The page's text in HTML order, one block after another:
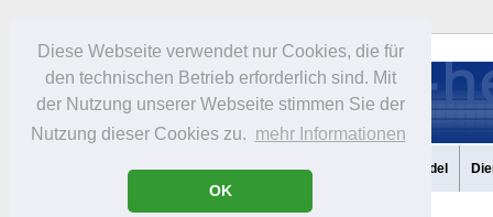
Diese Webseite verwendet nur Cookies, die für
den technischen Betrieb erforderlich sind. Mit
der Nutzung unserer Webseite stimmen Sie der
Nutzung dieser Cookies zu. mehr Informationen
OK
Portrait Infos Freizeit Gastronomie Handel